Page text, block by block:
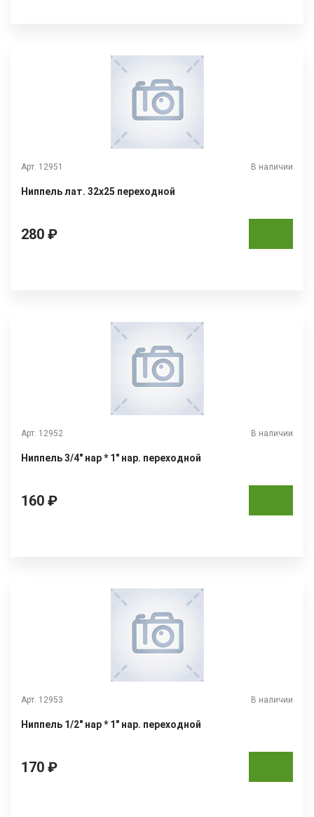
Арт. 12951 В наличии
Ниппель лат. 32х25 переходной
280 ₽
Арт. 12952 В наличии
Ниппель 3/4" нар * 1" нар. переходной
160 ₽
Арт. 12953 В наличии
Ниппель 1/2" нар * 1" нар. переходной
170 ₽